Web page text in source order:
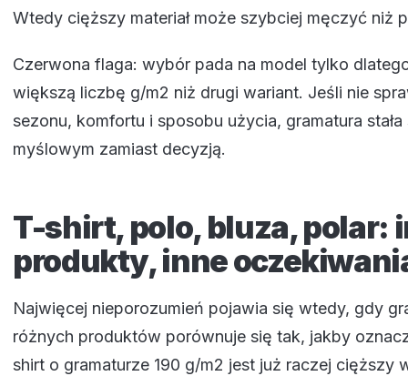
Wtedy cięższy materiał może szybciej męczyć niż
Czerwona flaga: wybór pada na model tylko
większą liczbę g/m2 niż drugi wariant. Jeśli nie
sezonu, komfortu i sposobu użycia, gramatura
myślowym zamiast decyzją.
T-shirt, polo, bluza, polar:
produkty, inne
Najwięcej nieporozumień pojawia się wtedy, gdy
różnych produktów porównuje się tak, jakby
shirt o gramaturze 190 g/m2 jest już raczej cięższy